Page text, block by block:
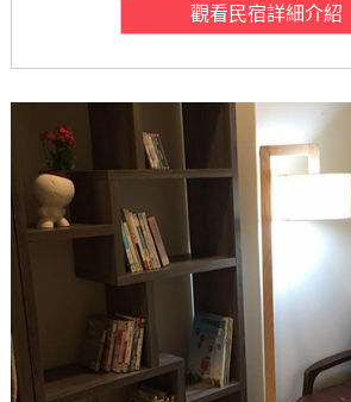
觀看民宿詳細介紹